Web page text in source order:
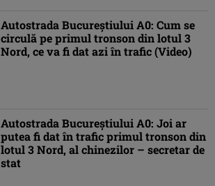
Autostrada Bucureștiului A0: Cum se
circulă pe primul tronson din lotul 3
Nord, ce va fi dat azi în trafic (Video)
Autostrada Bucureștiului A0: Joi ar
putea fi dat în trafic primul tronson din
lotul 3 Nord, al chinezilor – secretar de
stat